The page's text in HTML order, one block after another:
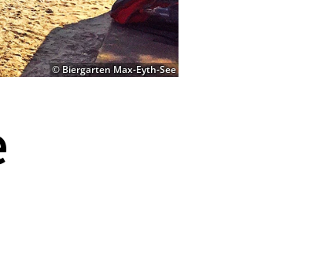
© Biergarten Max-Eyth-See